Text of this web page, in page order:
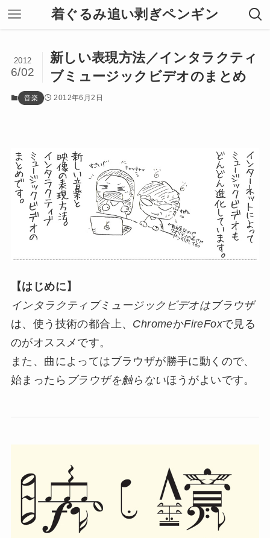
着ぐるみ追い剥ぎペンギン
新しい表現方法／インタラクティ
ブミュージックビデオのまとめ
2012
6/02
音楽 2012年6月2日
【はじめに】
インタラクティブミュージックビデオはブラウザ
は、使う技術の都合上、 ChromeかFireFoxで見る
のがオススメです。
また、曲によってはブラウザが勝手に動くので、
始まったら ブラウザを触らないほうがよいです。